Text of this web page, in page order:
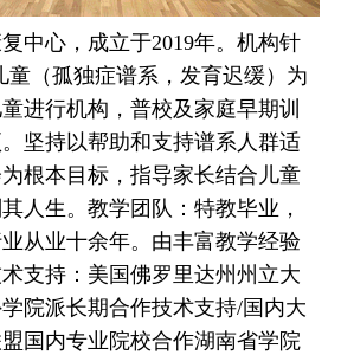
中心，成立于2019年。机构针
童（孤独症谱系，发育迟缓）为
进行机构，普校及家庭早期训
坚持以帮助和支持谱系人群适
根本目标，指导家长结合儿童
人生。教学团队：特教毕业，
从业十余年。由丰富教学经验
支持：美国佛罗里达州州立大
院派长期合作技术支持/国内大
国内专业院校合作湖南省学院